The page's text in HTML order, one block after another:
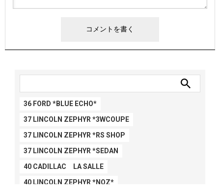
36 FORD *BLUE ECHO*
37 LINCOLN ZEPHYR *3WCOUPE
37 LINCOLN ZEPHYR *RS SHOP
37 LINCOLN ZEPHYR *SEDAN
40 CADILLAC LA SALLE
40 LINCOLN ZEPHYR *NOZ*